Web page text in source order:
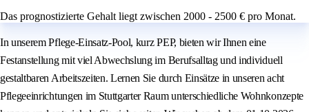
Das prognostizierte Gehalt liegt zwischen 2000 - 2500 € pro Monat.
In unserem Pflege-Einsatz-Pool, kurz PEP, bieten wir Ihnen eine
Festanstellung mit viel Abwechslung im Berufsalltag und individuell
gestaltbaren Arbeitszeiten. Lernen Sie durch Einsätze in unseren acht
Pflegeeinrichtungen im Stuttgarter Raum unterschiedliche Wohnkonzepte